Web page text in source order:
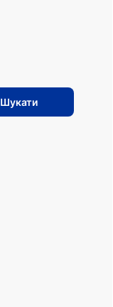
Шукати